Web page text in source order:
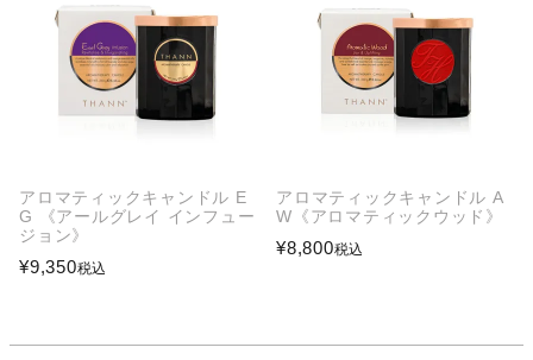
アロマティックキャンドル E
G 《アールグレイ インフュー
ジョン》
¥9,350税込
アロマティックキャンドル A
W《アロマティックウッド》
¥8,800税込